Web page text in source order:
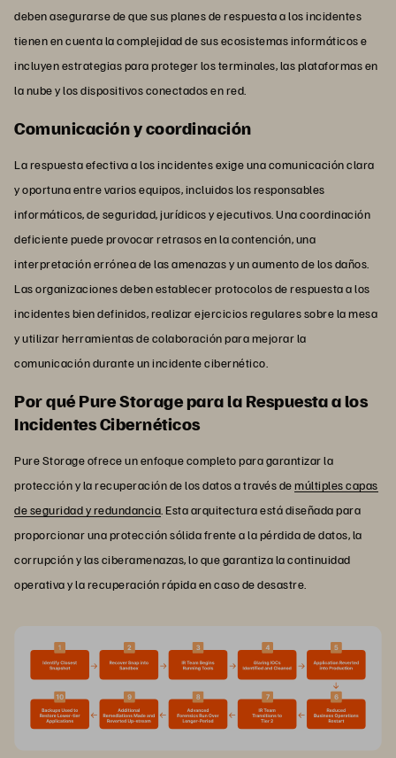
deben asegurarse de que sus planes de respuesta a los incidentes
tienen en cuenta la complejidad de sus ecosistemas informáticos e
incluyen estrategias para proteger los terminales, las plataformas en
la nube y los dispositivos conectados en red.
Comunicación y coordinación
La respuesta efectiva a los incidentes exige una comunicación clara
y oportuna entre varios equipos, incluidos los responsables
informáticos, de seguridad, jurídicos y ejecutivos. Una coordinación
deficiente puede provocar retrasos en la contención, una
interpretación errónea de las amenazas y un aumento de los daños.
Las organizaciones deben establecer protocolos de respuesta a los
incidentes bien definidos, realizar ejercicios regulares sobre la mesa
y utilizar herramientas de colaboración para mejorar la
comunicación durante un incidente cibernético.
Por qué Pure Storage para la Respuesta a los
Incidentes Cibernéticos
Pure Storage ofrece un enfoque completo para garantizar la
protección y la recuperación de los datos a través demúltiples capas
de seguridad y redundancia. Esta arquitectura está diseñada para
proporcionar una protección sólida frente a la pérdida de datos, la
corrupción y las ciberamenazas, lo que garantiza la continuidad
operativa y la recuperación rápida en caso de desastre.